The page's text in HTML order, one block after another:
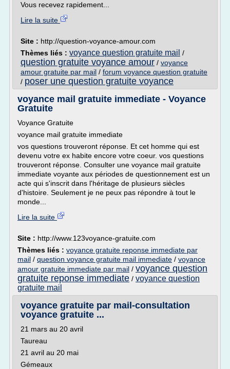
Vous recevez rapidement...
Lire la suite
Site : http://question-voyance-amour.com
Thèmes liés : voyance question gratuite mail /
question gratuite voyance amour / voyance
amour gratuite par mail / forum voyance question gratuite
/ poser une question gratuite voyance
voyance mail gratuite immediate - Voyance
Gratuite
Voyance Gratuite
voyance mail gratuite immediate
vos questions trouveront réponse. Et cet homme qui est
devenu votre ex habite encore votre coeur. vos questions
trouveront réponse. Consulter une voyance mail gratuite
immediate voyante aux périodes de questionnement est un
acte qui s'inscrit dans l'héritage de plusieurs siècles
d'histoire. Seulement je ne peux pas répondre à tout le
monde...
Lire la suite
Site : http://www.123voyance-gratuite.com
Thèmes liés : voyance gratuite reponse immediate par
mail / question voyance gratuite mail immediate / voyance
amour gratuite immediate par mail / voyance question
gratuite reponse immediate / voyance question
gratuite mail
voyance gratuite par mail-consultation
voyance gratuite ...
21 mars au 20 avril
Taureau
21 avril au 20 mai
Gémeaux